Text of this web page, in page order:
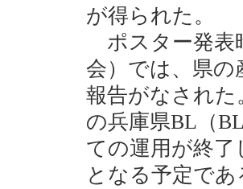
が得られた。
ポスター発表
会）では、県の
報告がなされた
の兵庫県BL（
ての運用が終
となる予定で